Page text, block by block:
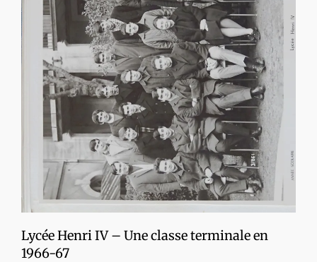
Lycée Henri IV – Une classe terminale en
1966-67